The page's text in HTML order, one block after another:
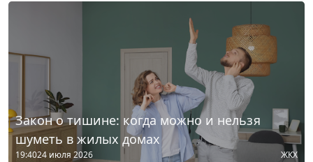
Закон о тишине: когда можно и нельзя
шуметь в жилых домах
19:4024 июля 2026 ЖКХ